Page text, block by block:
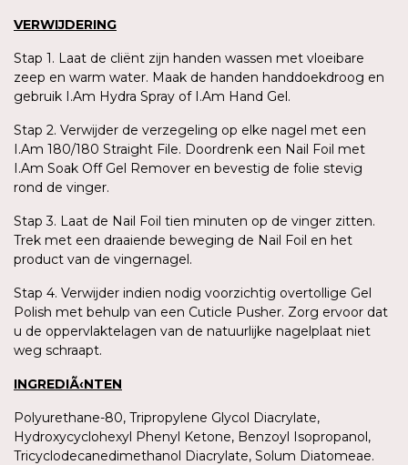
VERWIJDERING
Stap 1. Laat de cliënt zijn handen wassen met vloeibare
zeep en warm water. Maak de handen handdoekdroog en
gebruik I.Am Hydra Spray of I.Am Hand Gel.
Stap 2. Verwijder de verzegeling op elke nagel met een
I.Am 180/180 Straight File. Doordrenk een Nail Foil met
I.Am Soak Off Gel Remover en bevestig de folie stevig
rond de vinger.
Stap 3. Laat de Nail Foil tien minuten op de vinger zitten.
Trek met een draaiende beweging de Nail Foil en het
product van de vingernagel.
Stap 4. Verwijder indien nodig voorzichtig overtollige Gel
Polish met behulp van een Cuticle Pusher. Zorg ervoor dat
u de oppervlaktelagen van de natuurlijke nagelplaat niet
weg schraapt.
INGREDIÃ‹NTEN
Polyurethane-80, Tripropylene Glycol Diacrylate,
Hydroxycyclohexyl Phenyl Ketone, Benzoyl Isopropanol,
Tricyclodecanedimethanol Diacrylate, Solum Diatomeae.